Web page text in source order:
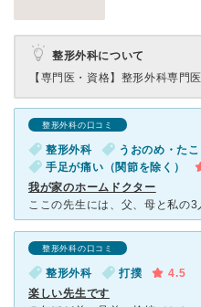
整形外科について
【専門医・資格】 整形外科専門医
整形外科の口コミ
整形外科
うおのめ・たこ
手足が痛い（関節を除く）
我が家のホームドクター
整形外科の口コミ
整形外科 打撲
4.5
楽しい先生です